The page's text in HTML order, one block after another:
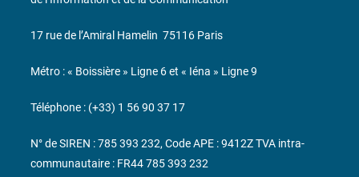
17 rue de l’Amiral Hamelin 75116 Paris
Métro : « Boissière » Ligne 6 et « Iéna » Ligne 9
Téléphone : (+33) 1 56 90 37 17
N° de SIREN : 785 393 232, Code APE : 9412Z TVA intra-
communautaire : FR44 785 393 232